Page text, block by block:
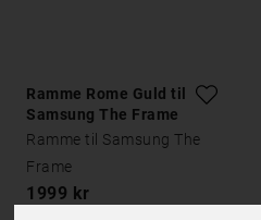
Ramme Rome Guld til
Samsung The Frame
Ramme til Samsung The
Frame
1999 kr